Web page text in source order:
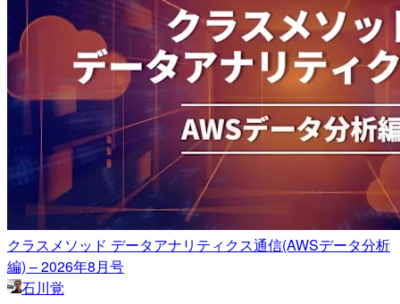
クラスメソッド データアナリティクス通信(AWSデータ分析
編) – 2026年8月号
石川覚